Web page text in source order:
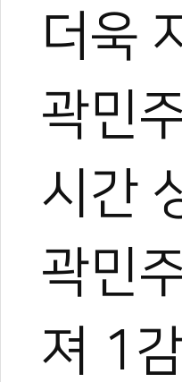
더욱
곽민
시간
곽민
져 1